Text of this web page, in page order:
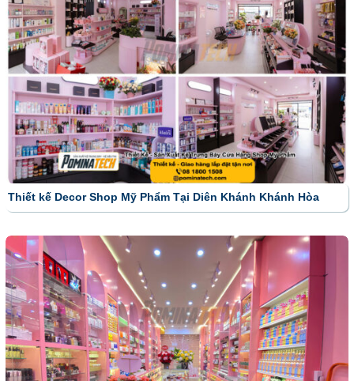
Thiết kế Decor Shop Mỹ Phẩm Tại Diên Khánh Khánh Hòa